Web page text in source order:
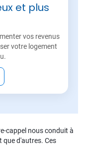
et plus
vos revenus
votre logement
cappel nous conduit à
d'autres. Ces